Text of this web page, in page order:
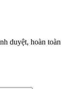
duyệt, hoàn toàn